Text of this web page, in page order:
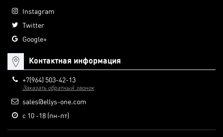
Instagram
Twitter
Google+
Контактная информация
+7(964) 503-42-13
Заказать обратный звонок
sales@ellys-one.com
с 10 -18 (пн-пт)